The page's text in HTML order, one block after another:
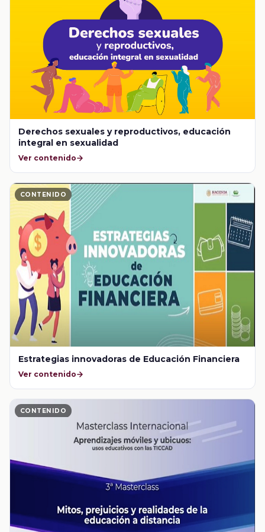
Derechos sexuales y reproductivos, educación
integral en sexualidad
Ver contenido
CONTENIDO
Estrategias innovadoras de Educación Financiera
Ver contenido
CONTENIDO